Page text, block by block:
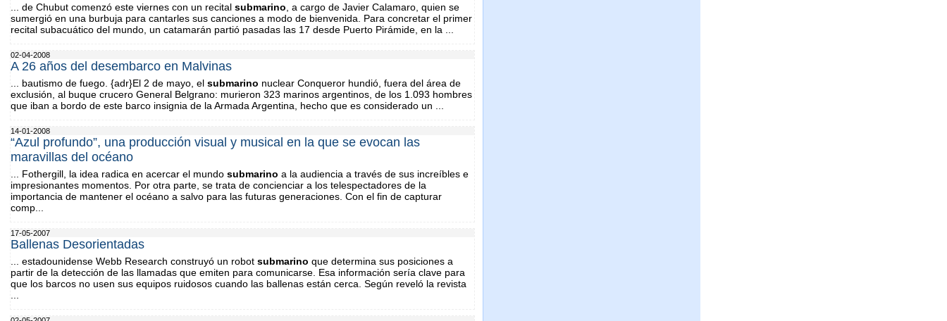
... de Chubut comenzó este viernes con un recital submarino , a cargo de Javier Calamaro, quien se
sumergió en una burbuja para cantarles sus canciones a modo de bienvenida. Para concretar el primer
recital subacuático del mundo, un catamarán partió pasadas las 17 desde Puerto Pirámide, en la ...
02-04-2008
A 26 años del desembarco en Malvinas
... bautismo de fuego. {adr}El 2 de mayo, el submarino nuclear Conqueror hundió, fuera del área de
exclusión, al buque crucero General Belgrano: murieron 323 marinos argentinos, de los 1.093 hombres
que iban a bordo de este barco insignia de la Armada Argentina, hecho que es considerado un ...
14-01-2008
“Azul profundo”, una producción visual y musical en la que se evocan las
maravillas del océano
... Fothergill, la idea radica en acercar el mundo submarino a la audiencia a través de sus increíbles e
impresionantes momentos. Por otra parte, se trata de concienciar a los telespectadores de la
importancia de mantener el océano a salvo para las futuras generaciones. Con el fin de capturar
comp...
17-05-2007
Ballenas Desorientadas
... estadounidense Webb Research construyó un robot submarino que determina sus posiciones a
partir de la detección de las llamadas que emiten para comunicarse. Esa información sería clave para
que los barcos no usen sus equipos ruidosos cuando las ballenas están cerca. Según reveló la revista